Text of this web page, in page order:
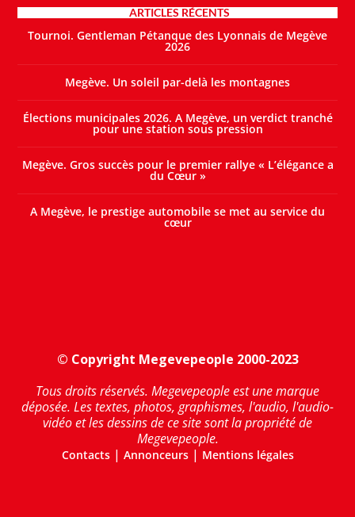
ARTICLES RÉCENTS
Tournoi. Gentleman Pétanque des Lyonnais de Megève
2026
Megève. Un soleil par-delà les montagnes
Élections municipales 2026. A Megève, un verdict tranché
pour une station sous pression
Megève. Gros succès pour le premier rallye « L’élégance a
du Cœur »
A Megève, le prestige automobile se met au service du
cœur
© Copyright Megevepeople 2000-2023
Tous droits réservés. Megevepeople est une marque
déposée. Les textes, photos, graphismes, l'audio, l'audio-
vidéo et les dessins de ce site sont la propriété de
Megevepeople.
Contacts| Annonceurs| Mentions légales